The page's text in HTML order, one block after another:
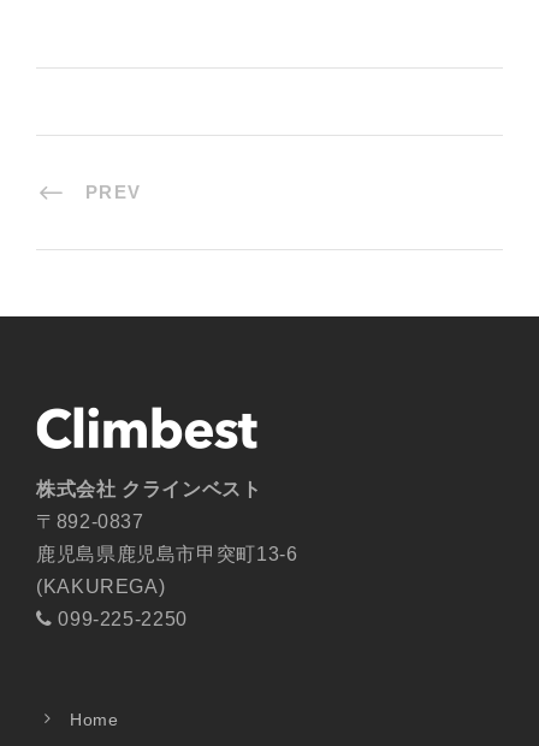
PREV
株式会社 クラインベスト
〒892-0837
鹿児島県鹿児島市甲突町13-6
(KAKUREGA)
099-225-2250
Home